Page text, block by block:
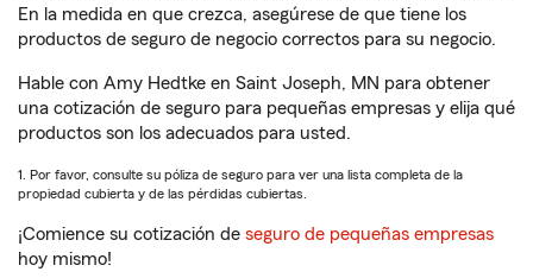
En la medida en que crezca, asegúrese de que tiene los
productos de seguro de negocio correctos para su negocio.
Hable con Amy Hedtke en Saint Joseph, MN para obtener
una cotización de seguro para pequeñas empresas y elija qué
productos son los adecuados para usted.
1. Por favor, consulte su póliza de seguro para ver una lista completa de la
propiedad cubierta y de las pérdidas cubiertas.
¡Comience su cotización de seguro de pequeñas empresas
hoy mismo!